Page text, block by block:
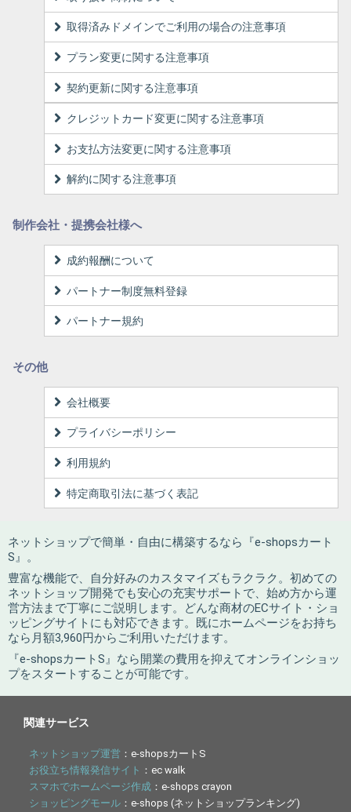
取得済みドメインでご利用の場合の注意事項
プラン変更に関する注意事項
契約更新に関する注意事項
クレジットカード変更に関する注意事項
お支払方法変更に関する注意事項
解約に関する注意事項
制作会社・提携会社様へ
成約報酬について
パートナー制度無料登録
パートナー規約
その他
会社概要
プライバシーポリシー
利用規約
特定商取引法に基づく表記
ネットショップで簡単・自由に構築するなら『e-shopsカート
S』。
豊富な機能で、自分好みのカスタマイズもラクラク。初めての
ネットショップ開発でも安心の充実サポートで、始め方から運
営方法まで丁寧にご説明します。どんな商材のECサイト・ショ
ッピングサイトにも対応できます。既にホームページをお持ち
なら月額3,960円からご利用いただけます。
『e-shopsカートS』なら開業の費用を抑えてオンラインショッ
プをスタートすることが可能です。
関連サービス
ネットショップ運営 ：e-shopsカートS
お役立ち情報発信サイト ：ec walk
スマホでホームページ作成 ：e-shops crayon
ショッピングモール ：e-shops (ネットショップランキング)